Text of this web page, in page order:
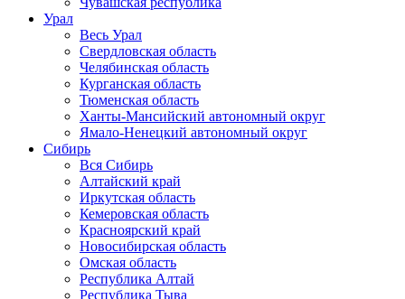
Урал
Весь Урал
Свердловская область
Челябинская область
Курганская область
Тюменская область
Ханты-Мансийский автономный округ
Ямало-Ненецкий автономный округ
Сибирь
Вся Сибирь
Алтайский край
Иркутская область
Кемеровская область
Красноярский край
Новосибирская область
Омская область
Республика Алтай
Республика Тыва